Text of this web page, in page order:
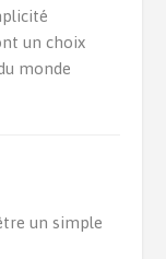
un choix
monde
un simple